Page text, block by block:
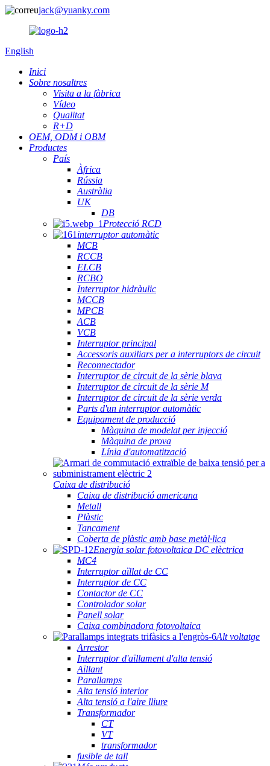
jack@yuanky.com
English
Inici
Sobre nosaltres
Visita a la fàbrica
Vídeo
Qualitat
R+D
OEM, ODM i OBM
Productes
País
Àfrica
Rússia
Austràlia
UK
DB
Protecció RCD
interruptor automàtic
MCB
RCCB
ELCB
RCBO
Interruptor hidràulic
MCCB
MPCB
ACB
VCB
Interruptor principal
Accessoris auxiliars per a interruptors de circuit
Reconnectador
Interruptor de circuit de la sèrie blava
Interruptor de circuit de la sèrie M
Interruptor de circuit de la sèrie verda
Parts d'un interruptor automàtic
Equipament de producció
Màquina de modelat per injecció
Màquina de prova
Línia d'automatització
Caixa de distribució
Caixa de distribució americana
Metall
Plàstic
Tancament
Coberta de plàstic amb base metàl·lica
Energia solar fotovoltaica DC elèctrica
MC4
Interruptor aïllat de CC
Interruptor de CC
Contactor de CC
Controlador solar
Panell solar
Caixa combinadora fotovoltaica
Alt voltatge
Arrestor
Interruptor d'aïllament d'alta tensió
Aïllant
Parallamps
Alta tensió interior
Alta tensió a l'aire lliure
Transformador
CT
VT
transformador
fusible de tall